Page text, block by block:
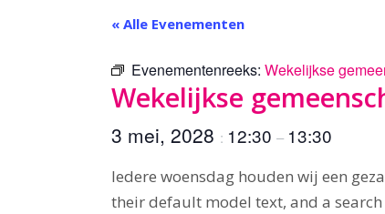
« Alle Evenementen
Evenementenreeks: Wekelijkse
Wekelijkse
3 mei, 2028 : 12:30 – 13:30
Iedere woensdag houden wij een
their default model text, and a